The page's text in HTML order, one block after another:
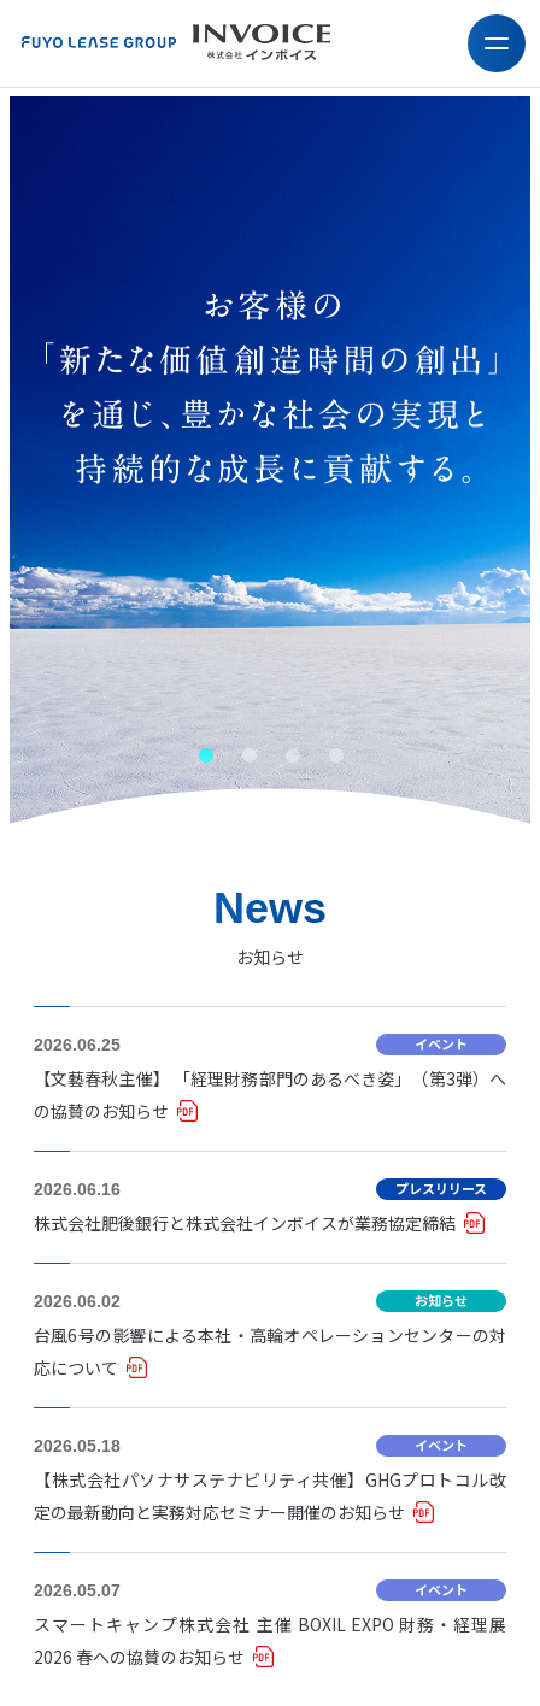
News
お知らせ
2026.06.25 イベント
【文藝春秋主催】 「経理財務部門のあるべき姿」（第3弾）へ
の協賛のお知らせ
2026.06.16 プレスリリース
株式会社肥後銀行と株式会社インボイスが業務協定締結
2026.06.02 お知らせ
台風6号の影響による本社・高輪オペレーションセンターの対
応について
2026.05.18 イベント
【株式会社パソナサステナビリティ共催】GHGプロトコル改
定の最新動向と実務対応セミナー開催のお知らせ
2026.05.07 イベント
スマートキャンプ株式会社 主催 BOXIL EXPO 財務・経理展
2026 春への協賛のお知らせ